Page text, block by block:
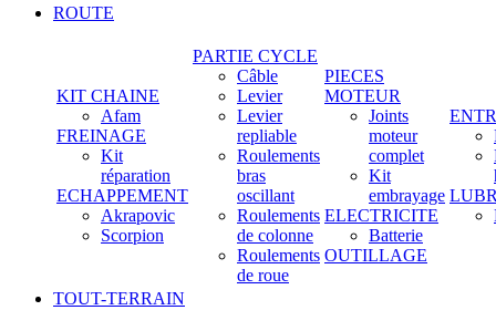
ROUTE
KIT CHAINE
Afam
FREINAGE
Kit
réparation
ECHAPPEMENT
Akrapovic
Scorpion
PARTIE CYCLE
Câble
Levier
Levier
repliable
Roulements
bras
oscillant
Roulements
de colonne
Roulements
de roue
PIECES
MOTEUR
Joints
moteur
complet
Kit
embrayage
ELECTRICITE
Batterie
OUTILLAGE
TOUT-TERRAIN